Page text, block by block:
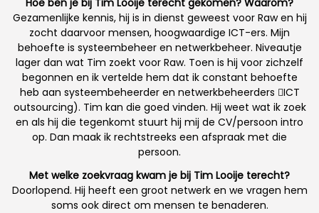
Hoe ben je bij Tim Looije terecht gekomen? Waarom?
Gezamenlijke kennis, hij is in dienst geweest voor Raw en hij
zocht daarvoor mensen, hoogwaardige ICT-ers. Mijn
behoefte is systeembeheer en netwerkbeheer. Niveautje
lager dan wat Tim zoekt voor Raw. Toen is hij voor zichzelf
begonnen en ik vertelde hem dat ik constant behoefte
heb aan systeembeheerder en netwerkbeheerders ICT
outsourcing). Tim kan die goed vinden. Hij weet wat ik zoek
en als hij die tegenkomt stuurt hij mij de CV/persoon intro
op. Dan maak ik rechtstreeks een afspraak met die
persoon.
Met welke zoekvraag kwam je bij Tim Looije terecht?
Doorlopend. Hij heeft een groot netwerk en we vragen hem
soms ook direct om mensen te benaderen.